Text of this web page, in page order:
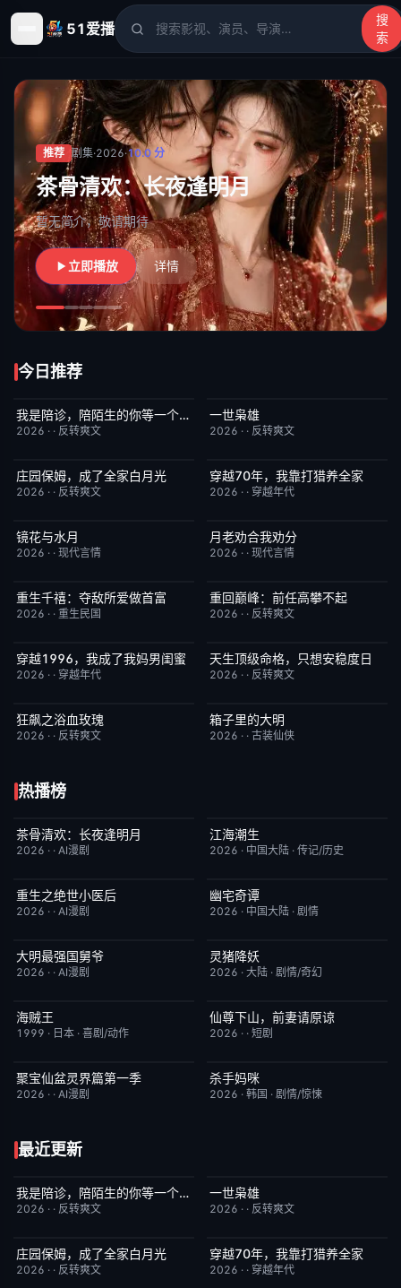
51爱播
搜
索
51爱播 - 电影、电视剧、动漫、综艺、短剧高清在线观看
推荐 剧集·2026·10.0 分
茶骨清欢：长夜逢明月
暂无简介，敬请期待
立即播放 详情
今日推荐
完结 4.0我是陪诊，陪陌生的你等一个结果
2026 · · 反转爽文
完结
一世枭雄
2026 · · 反转爽文
完结 5.0
庄园保姆，成了全家白月光
2026 · · 反转爽文
完结 1.0
穿越70年，我靠打猎养全家
2026 · · 穿越年代
完结
镜花与水月
2026 · · 现代言情
完结
月老劝合我劝分
2026 · · 现代言情
完结
重生千禧：夺敌所爱做首富
2026 · · 重生民国
完结
重回巅峰：前任高攀不起
2026 · · 反转爽文
完结 2.0
穿越1996，我成了我妈男闺蜜
2026 · · 穿越年代
完结 2.0
天生顶级命格，只想安稳度日
2026 · · 反转爽文
完结
狂飙之浴血玫瑰
2026 · · 反转爽文
完结
箱子里的大明
2026 · · 古装仙侠
热播榜
完结
茶骨清欢：长夜逢明月
2026 · · AI漫剧
更新至第22集
江海潮生
2026 · 中国大陆 · 传记/历史
完结
重生之绝世小医后
2026 · · AI漫剧
更新至第13集
幽宅奇谭
2026 · 中国大陆 · 剧情
完结
大明最强国舅爷
2026 · · AI漫剧
本周更新
灵猪降妖
2026 · 大陆 · 剧情/奇幻
更新至第1172集
海贼王
1999 · 日本 · 喜剧/动作
完结
仙尊下山，前妻请原谅
2026 · · 短剧
完结
聚宝仙盆灵界篇第一季
2026 · · AI漫剧
更新至第02集
杀手妈咪
2026 · 韩国 · 剧情/惊悚
最近更新
完结 4.0我是陪诊，陪陌生的你等一个结果
2026 · · 反转爽文
完结
一世枭雄
2026 · · 反转爽文
完结 5.0
庄园保姆，成了全家白月光
2026 · · 反转爽文
完结 1.0
穿越70年，我靠打猎养全家
2026 · · 穿越年代